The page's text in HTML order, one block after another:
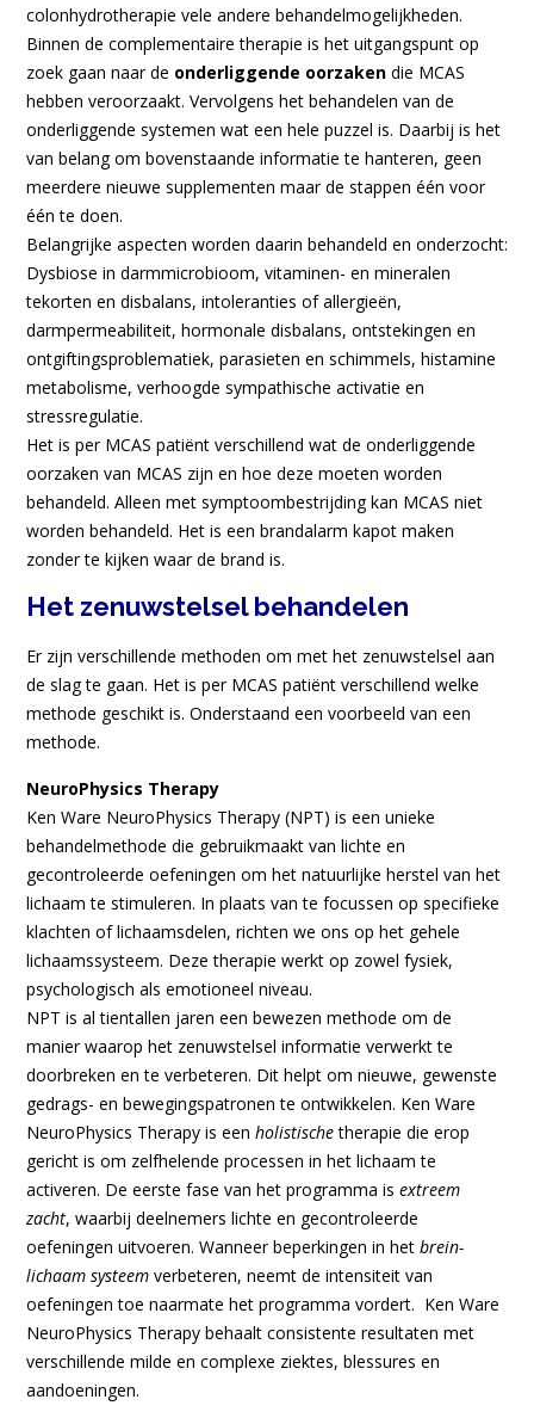
colonhydrotherapie vele andere behandelmogelijkheden.
Binnen de complementaire therapie is het uitgangspunt op
zoek gaan naar de onderliggende oorzaken die MCAS
hebben veroorzaakt. Vervolgens het behandelen van de
onderliggende systemen wat een hele puzzel is. Daarbij is het
van belang om bovenstaande informatie te hanteren, geen
meerdere nieuwe supplementen maar de stappen één voor
één te doen.
Belangrijke aspecten worden daarin behandeld en onderzocht:
Dysbiose in darmmicrobioom, vitaminen- en mineralen
tekorten en disbalans, intoleranties of allergieën,
darmpermeabiliteit, hormonale disbalans, ontstekingen en
ontgiftingsproblematiek, parasieten en schimmels, histamine
metabolisme, verhoogde sympathische activatie en
stressregulatie.
Het is per MCAS patiënt verschillend wat de onderliggende
oorzaken van MCAS zijn en hoe deze moeten worden
behandeld. Alleen met symptoombestrijding kan MCAS niet
worden behandeld. Het is een brandalarm kapot maken
zonder te kijken waar de brand is.
Het zenuwstelsel behandelen
Er zijn verschillende methoden om met het zenuwstelsel aan
de slag te gaan. Het is per MCAS patiënt verschillend welke
methode geschikt is. Onderstaand een voorbeeld van een
methode.
NeuroPhysics Therapy
Ken Ware NeuroPhysics Therapy (NPT) is een unieke
behandelmethode die gebruikmaakt van lichte en
gecontroleerde oefeningen om het natuurlijke herstel van het
lichaam te stimuleren. In plaats van te focussen op specifieke
klachten of lichaamsdelen, richten we ons op het gehele
lichaamssysteem. Deze therapie werkt op zowel fysiek,
psychologisch als emotioneel niveau.
​NPT is al tientallen jaren een bewezen methode om de
manier waarop het zenuwstelsel informatie verwerkt te
doorbreken en te verbeteren. Dit helpt om nieuwe, gewenste
gedrags- en bewegingspatronen te ontwikkelen. Ken Ware
NeuroPhysics Therapy is een holistischetherapie die erop
gericht is om zelfhelende processen in het lichaam te
activeren. De eerste fase van het programma is extreem
zacht, waarbij deelnemers lichte en gecontroleerde
oefeningen uitvoeren. Wanneer beperkingen in het brein-
lichaam systeem verbeteren, neemt de intensiteit van
oefeningen toe naarmate het programma vordert. Ken Ware
NeuroPhysics Therapy behaalt consistente resultaten met
verschillende milde en complexe ziektes, blessures en
aandoeningen.